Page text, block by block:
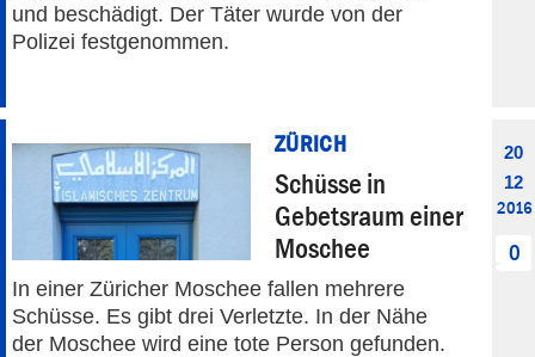
und beschädigt. Der Täter wurde von der
Polizei festgenommen.
ZÜRICH
Schüsse in
Gebetsraum einer
Moschee
In einer Züricher Moschee fallen mehrere
Schüsse. Es gibt drei Verletzte. In der Nähe
der Moschee wird eine tote Person gefunden.
20
12
2016
0